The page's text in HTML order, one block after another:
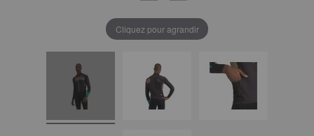
Cliquez pour agrandir